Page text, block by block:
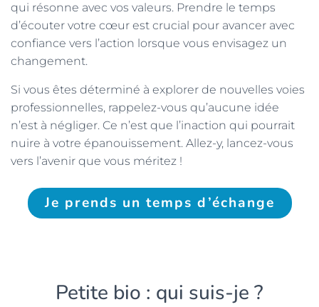
qui résonne avec vos valeurs. Prendre le temps
d’écouter votre cœur est crucial pour avancer avec
confiance vers l’action lorsque vous envisagez un
changement.
Si vous êtes déterminé à explorer de nouvelles voies
professionnelles, rappelez-vous qu’aucune idée
n’est à négliger. Ce n’est que l’inaction qui pourrait
nuire à votre épanouissement. Allez-y, lancez-vous
vers l’avenir que vous méritez !
Je prends un temps d’échange
Petite bio : qui suis-je ?